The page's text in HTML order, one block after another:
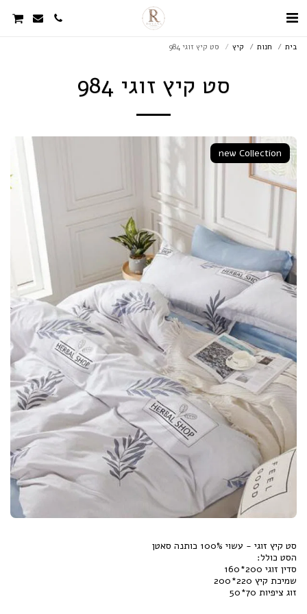
בית חנות קיץ סט קיץ זוגי 984
סט קיץ זוגי 984
new Collection
זוג ציפיות 70*50